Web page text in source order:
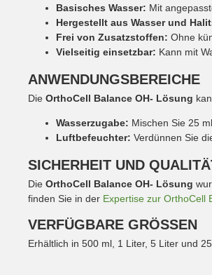
Basisches Wasser: Mit
Hergestellt aus Wasser und
Frei von Zusatzstoffen: Ohne
Vielseitig einsetzbar: Kann mit
ANWENDUNGSBEREICHE
Die OrthoCell Balance OH- Lösung
Wasserzugabe: Mischen Sie 25
Luftbefeuchter: Verdünnen Sie
SICHERHEIT UND
Die OrthoCell Balance OH- Lösung
finden Sie in der Expertise zur OrthoCell
VERFÜGBARE GRÖSSEN
Erhältlich in 500 ml, 1 Liter, 5 Liter und 25